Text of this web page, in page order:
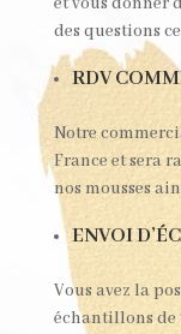
des questions
RDV
Notre
France et sera
nos mousses
ENVOI
Vous avez la
échantillons de